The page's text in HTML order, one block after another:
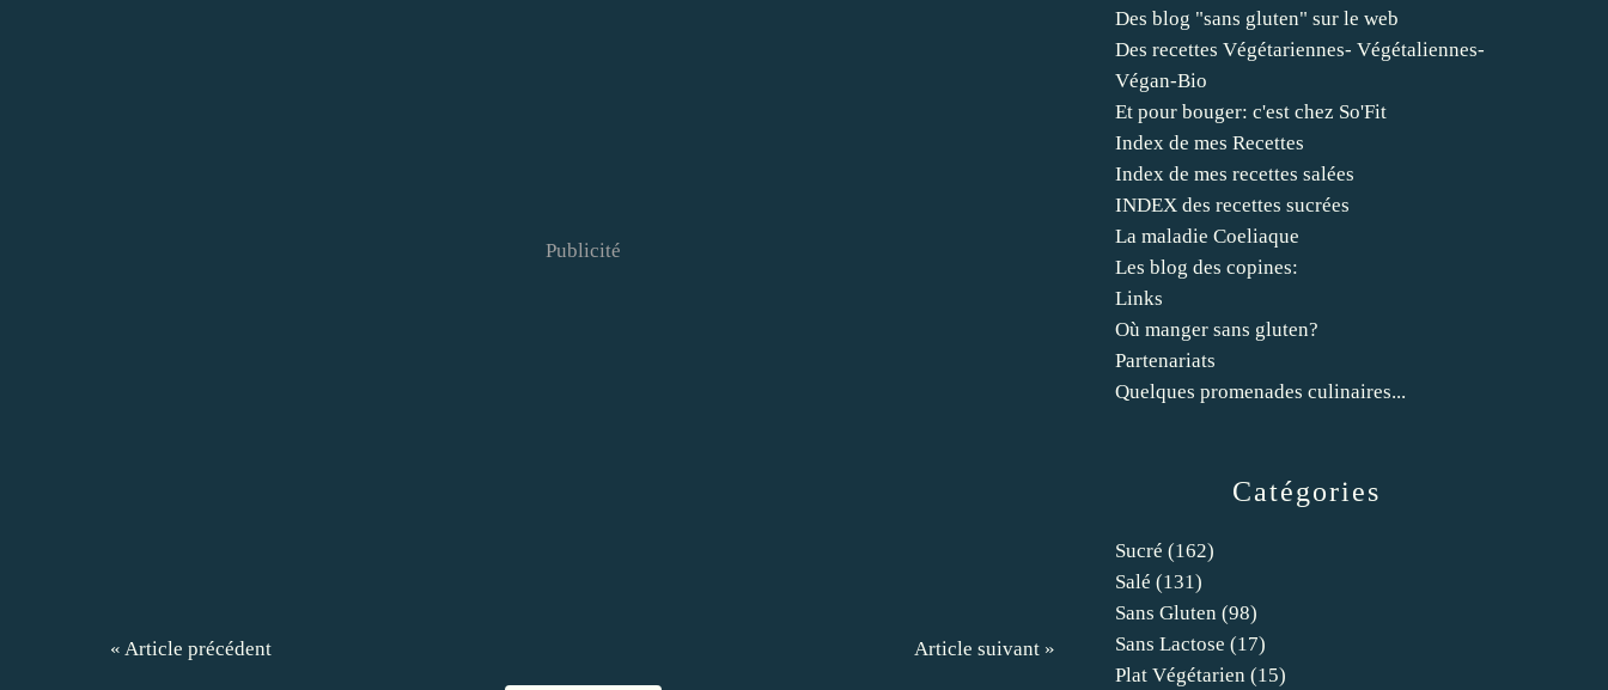
Publicité
« Article précédent Article suivant »
Catégories
Sucré (162)
Salé (131)
Sans Gluten (98)
Sans Lactose (17)
Plat Végétarien (15)
Des blog "sans gluten" sur le web
Des recettes Végétariennes- Végétaliennes-
Végan-Bio
Et pour bouger: c'est chez So'Fit
Index de mes Recettes
Index de mes recettes salées
INDEX des recettes sucrées
La maladie Coeliaque
Les blog des copines:
Links
Où manger sans gluten?
Partenariats
Quelques promenades culinaires...